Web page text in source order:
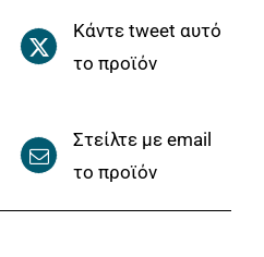
Κάντε tweet αυτό
το προϊόν
Στείλτε με email
το προϊόν